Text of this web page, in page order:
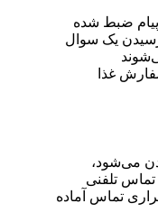
ضبط شده
یک سوال
غذا
می‌شود،
تلفنی
تماس آماده